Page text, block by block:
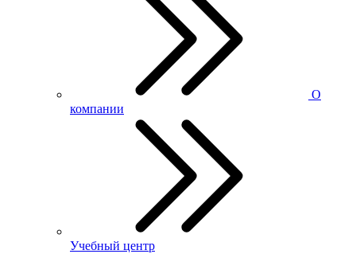
О
компании
Учебный центр